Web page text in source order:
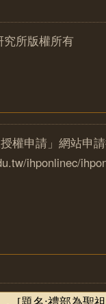
所版權所有
權申請」網站申
ihponlinec/